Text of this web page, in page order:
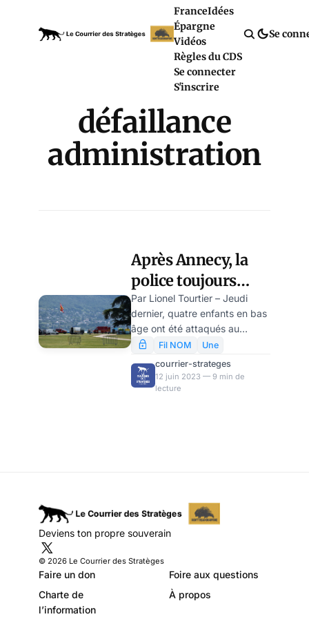
FranceIdées
Épargne
Vidéos
Règles du CDS
Se connecter
S'inscrire
Se
défaillance
administration
Après Annecy, la
police toujours
aussi passive face
aux risques
d’attentats contre
des enfants
Par Lionel Tourtier – Jeudi
dernier, quatre enfants en bas
âge ont été attaqués au
couteau et sérieusement
blessés. Bien évidemment,
nous sommes tous sous le
choc. En tant que citoyen, et
presque viscéralement. Il se
trouve que je préside aussi
une association qui compte
trois cents enfants et un
Fil NOM
Une
courrier-strateges
12 juin 2023 — 9 min de
lecture
Deviens ton propre souverain
© 2026 Le Courrier des Stratèges
Faire un don
Foire aux questions
Charte de
l’information
À propos